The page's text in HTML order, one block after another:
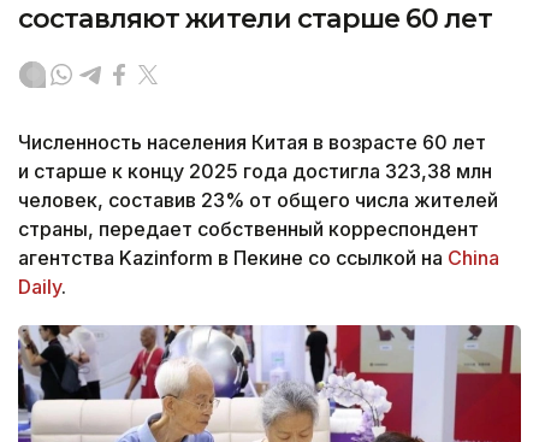
составляют жители старше 60 лет
Численность населения Китая в возрасте 60 лет
и старше к концу 2025 года достигла 323,38 млн
человек, составив 23% от общего числа жителей
страны, передает собственный корреспондент
агентства Kazinform в Пекине со ссылкой на China
Daily.